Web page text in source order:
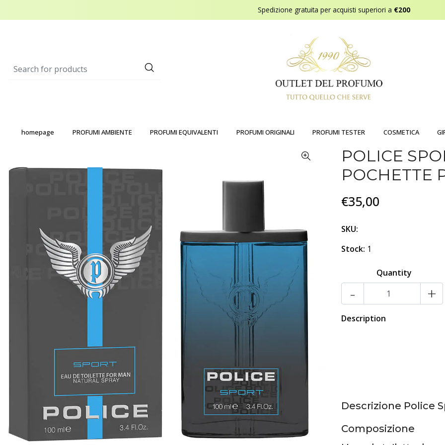
Spedizione gratuita per acquisti superiori a €200
homepage PROFUMI AMBIENTE PROFUMI EQUIVALENTI PROFUMI ORIGINALI PROFUMI TESTER COSMETICA
POLICE
POCHETTE
€35,00
SKU:
Stock: 1
Quantity
- +
Description
Descrizione Police
Composizione